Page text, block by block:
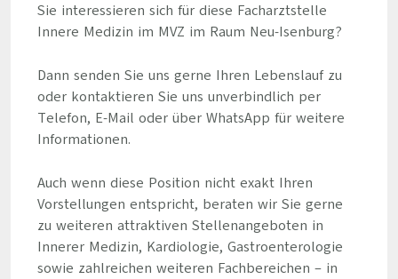
Sie interessieren sich für diese Facharztstelle
Innere Medizin im MVZ im Raum Neu-Isenburg?
Dann senden Sie uns gerne Ihren Lebenslauf zu
oder kontaktieren Sie uns unverbindlich per
Telefon, E-Mail oder über WhatsApp für weitere
Informationen.
Auch wenn diese Position nicht exakt Ihren
Vorstellungen entspricht, beraten wir Sie gerne
zu weiteren attraktiven Stellenangeboten in
Innerer Medizin, Kardiologie, Gastroenterologie
sowie zahlreichen weiteren Fachbereichen – in